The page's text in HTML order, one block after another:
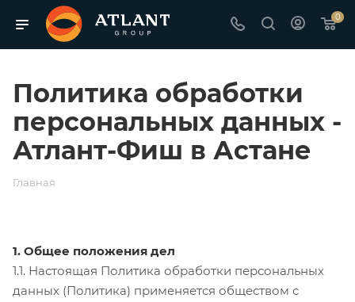
0
Политика обработки
персональных данных -
Атлант-Фиш в Астане
Главная
1. Общее положения дел
1.1. Настоящая Политика обработки персональных
данных (Политика) применяется обществом с